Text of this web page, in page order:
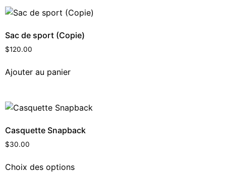
Sac de sport (Copie)
$120.00
Ajouter au panier
Casquette Snapback
$30.00
Choix des options